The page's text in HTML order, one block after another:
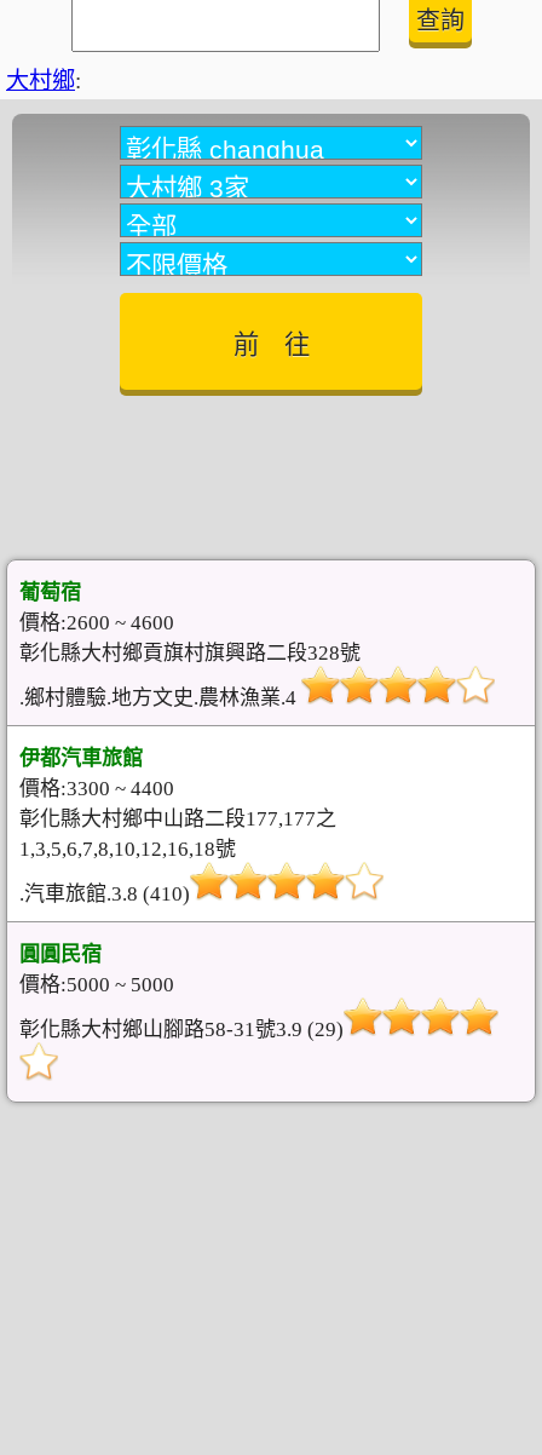
大村鄉:
葡萄宿
價格:2600 ~ 4600
彰化縣大村鄉貢旗村旗興路二段328號
.鄉村體驗.地方文史.農林漁業.4
伊都汽車旅館
價格:3300 ~ 4400
彰化縣大村鄉中山路二段177,177之
1,3,5,6,7,8,10,12,16,18號
.汽車旅館.3.8 (410)
圓圓民宿
價格:5000 ~ 5000
彰化縣大村鄉山腳路58-31號3.9 (29)